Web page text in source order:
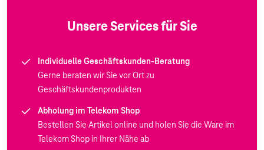
Unsere Services für Sie
Individuelle Geschäftskunden-Beratung
Gerne beraten wir Sie vor Ort zu
Geschäftskundenprodukten
Abholung im Telekom Shop
Bestellen Sie Artikel online und holen Sie die Ware im
Telekom Shop in Ihrer Nähe ab